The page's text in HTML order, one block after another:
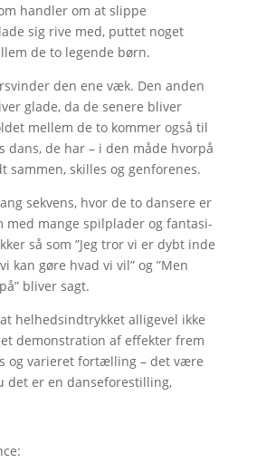
handler om at slippe
sig rive med, puttet noget
de to legende børn.
den ene væk. Den anden
glade, da de senere bliver
mellem de to kommer også til
de har – i den måde hvorpå
sammen, skilles og genforenes.
sekvens, hvor de to dansere er
med mange spilplader og fantasi-
så som ”Jeg tror vi er dybt inde
kan gøre hvad vi vil” og ”Men
bliver sagt.
helhedsindtrykket alligevel ikke
demonstration af effekter frem
og varieret fortælling – det være
det er en danseforestilling,